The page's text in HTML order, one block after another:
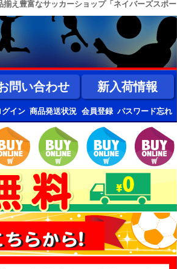
え豊富なサッカーショップ「ネイバーズスポー
問い合わせ 新入荷情報
グイン 商品発送状況 会員登録 パスワード忘れ